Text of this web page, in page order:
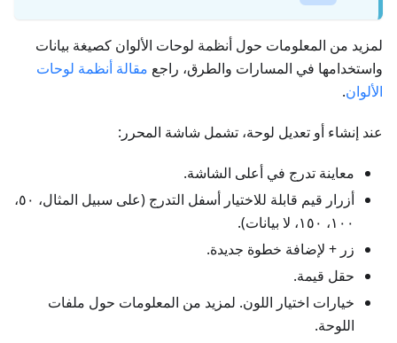
لمزيد من المعلومات حول أنظمة لوحات الألوان كصيغة بيانات
واستخدامها في المسارات والطرق، راجع مقالة أنظمة لوحات
الألوان.
عند إنشاء أو تعديل لوحة، تشمل شاشة المحرر:
معاينة تدرج في أعلى الشاشة.
أزرار قيم قابلة للاختيار أسفل التدرج (على سبيل المثال، ٥٠،
١٠٠، ١٥٠، لا بيانات).
زر + لإضافة خطوة جديدة.
حقل قيمة.
خيارات اختيار اللون. لمزيد من المعلومات حول ملفات
اللوحة.